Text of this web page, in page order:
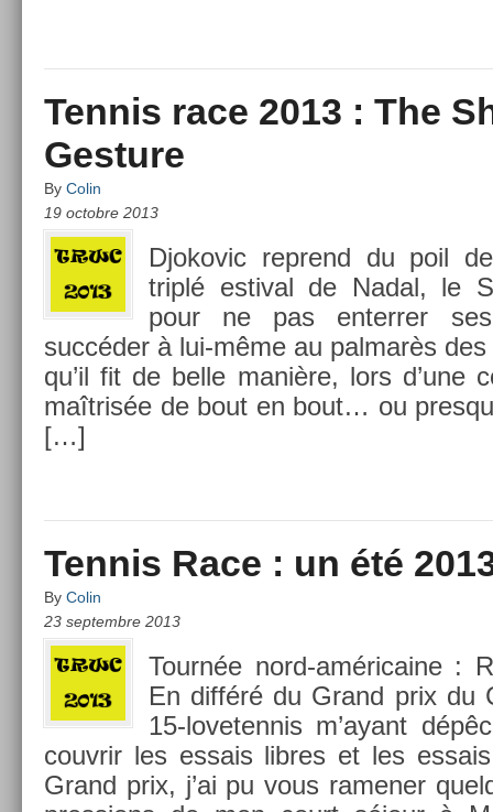
Tennis race 2013 : The
Gesture
By Colin
19 octobre 2013
Djokovic re­prend du poil
triplé es­tiv­al de Nadal, le
pour ne pas en­terr­er
succéder à lui-même au pal­marès
qu’il fit de belle manière, lors d’une
maîtrisée de bout en bout… ou
[…]
Tennis Race : un été
By Colin
23 septembre 2013
Tournée nord-américaine :
En différé du Grand prix du
15-lovetennis m’ayant
co­uv­rir les es­sais li­bres et les
Grand prix, j’ai pu vous ramen­er